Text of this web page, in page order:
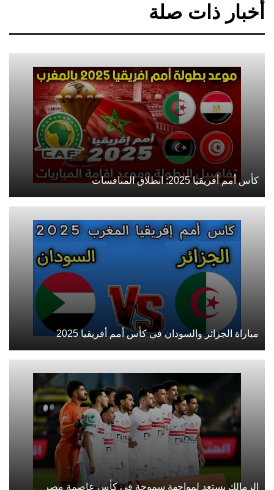
أخبار ذات صلة
كأس أمم أفريقيا 2025: انطلاق المنافسات
مباراة الجزائر والسودان في كأس أمم أفريقيا 2025
الزمالك يستعد لمواجهة سموحة في كأس عاصمة مصر